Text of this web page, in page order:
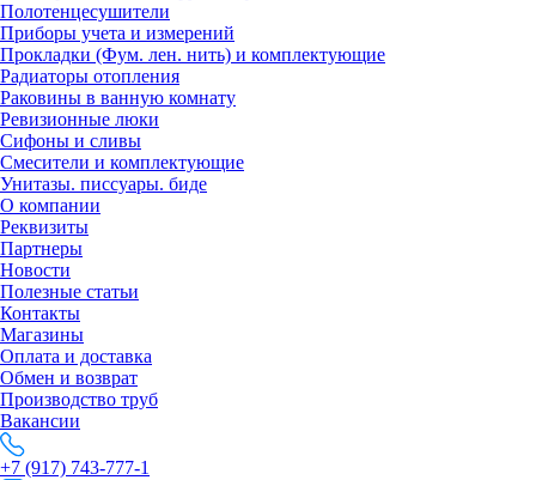
Полотенцесушители
Приборы учета и измерений
Прокладки (Фум. лен. нить) и комплектующие
Радиаторы отопления
Раковины в ванную комнату
Ревизионные люки
Сифоны и сливы
Смесители и комплектующие
Унитазы. писсуары. биде
О компании
Реквизиты
Партнеры
Новости
Полезные статьи
Контакты
Магазины
Оплата и доставка
Обмен и возврат
Производство труб
Вакансии
+7 (917) 743-777-1